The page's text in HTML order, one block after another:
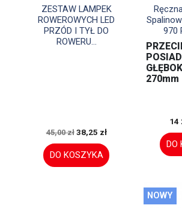
Szybki podgląd
ZESTAW LAMPEK
ROWEROWYCH LED
PRZÓD I TYŁ DO
ROWERU...
45,00 zł 38,25 zł
DO KOSZYKA

970
270mm
14
DO
NOWY